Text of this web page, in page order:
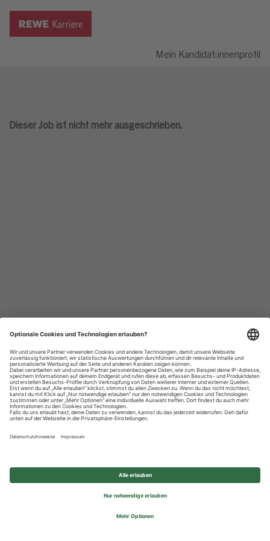
Mein Kandidat:innenprofil
Dieser Job ist nicht mehr ausgeschrieben.
Datenschutzhinweise
Impressum
Privatsphäre-Einstellungen
© 2026 REWE Group - All rights reserved